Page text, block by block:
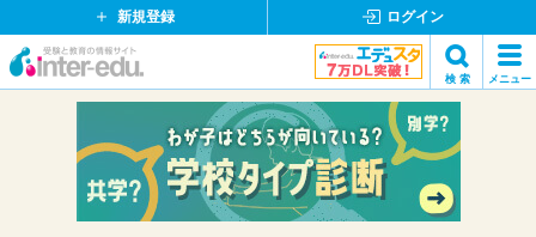
新規登録 ログイン
イ
検 索 メニュー
検索